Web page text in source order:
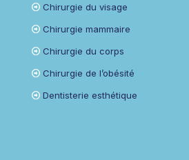
Chirurgie du visage
Chirurgie mammaire
Chirurgie du corps
Chirurgie de l’obésité
Dentisterie esthétique